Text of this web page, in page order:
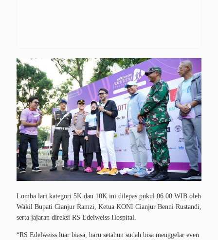
Lomba lari kategori 5K dan 10K ini dilepas pukul 06.00 WIB oleh
Wakil Bupati Cianjur Ramzi, Ketua KONI Cianjur Benni Rustandi,
serta jajaran direksi RS Edelweiss Hospital.
“RS Edelweiss luar biasa, baru setahun sudah bisa menggelar even